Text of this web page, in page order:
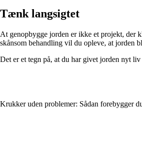
Tænk langsigtet
At genopbygge jorden er ikke et projekt, der
skånsom behandling vil du opleve, at jorden
Det er et tegn på, at du har givet jorden nyt
Krukker uden problemer: Sådan forebygger